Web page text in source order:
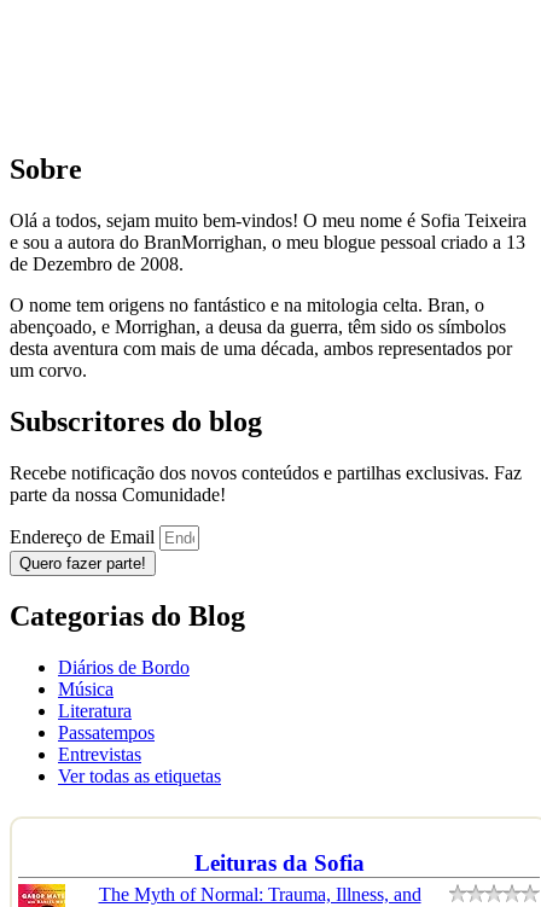
Sobre
Olá a todos, sejam muito bem-vindos! O meu nome é Sofia Teixeira
e sou a autora do BranMorrighan, o meu blogue pessoal criado a 13
de Dezembro de 2008.
O nome tem origens no fantástico e na mitologia celta. Bran, o
abençoado, e Morrighan, a deusa da guerra, têm sido os símbolos
desta aventura com mais de uma década, ambos representados por
um corvo.
Subscritores do blog
Recebe notificação dos novos conteúdos e partilhas exclusivas. Faz
parte da nossa Comunidade!
Endereço de Email
Quero fazer parte!
Categorias do Blog
Diários de Bordo
Música
Literatura
Passatempos
Entrevistas
Ver todas as etiquetas
Leituras da Sofia
The Myth of Normal: Trauma, Illness, and